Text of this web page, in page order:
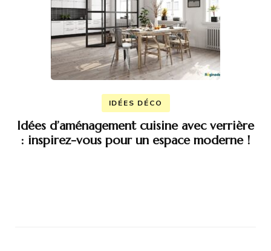
IDÉES DÉCO
Idées d’aménagement cuisine avec verrière
: inspirez-vous pour un espace moderne !